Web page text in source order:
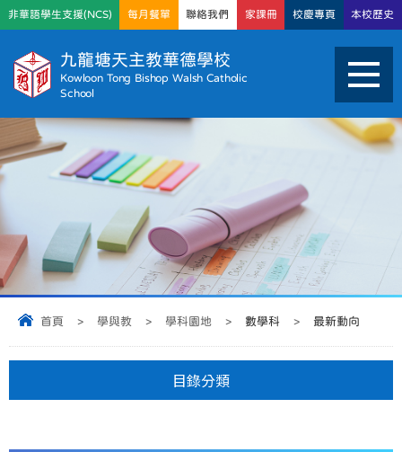
九龍塘天主教華德學校
Kowloon Tong Bishop Walsh Catholic
School
非華語學生支援(NCS) 每月餐單 聯絡我們 家課冊 校慶專頁 本校歷史
首頁 > 學與教 > 學科園地 > 數學科 > 最新動向
目錄分類